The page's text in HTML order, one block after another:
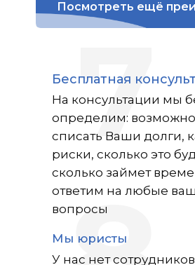
Посмотреть ещё
7
Бесплатная
Мы юристы
На консультации мы
определим:
списать Ваши долги,
риски, сколько это
сколько займет
ответим на любые
вопросы
У нас нет